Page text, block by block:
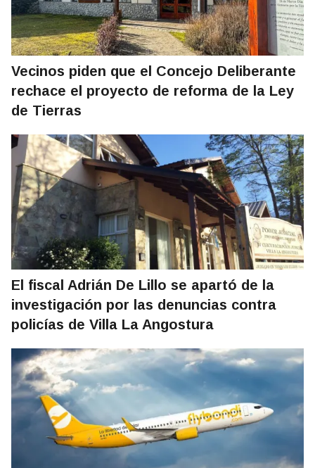
Vecinos piden que el Concejo Deliberante
rechace el proyecto de reforma de la Ley
de Tierras
El fiscal Adrián De Lillo se apartó de la
investigación por las denuncias contra
policías de Villa La Angostura